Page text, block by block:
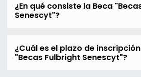
¿En qué consiste la Beca
Senescyt"?
¿Cuál es el plazo de
"Becas Fulbright Senescyt"?